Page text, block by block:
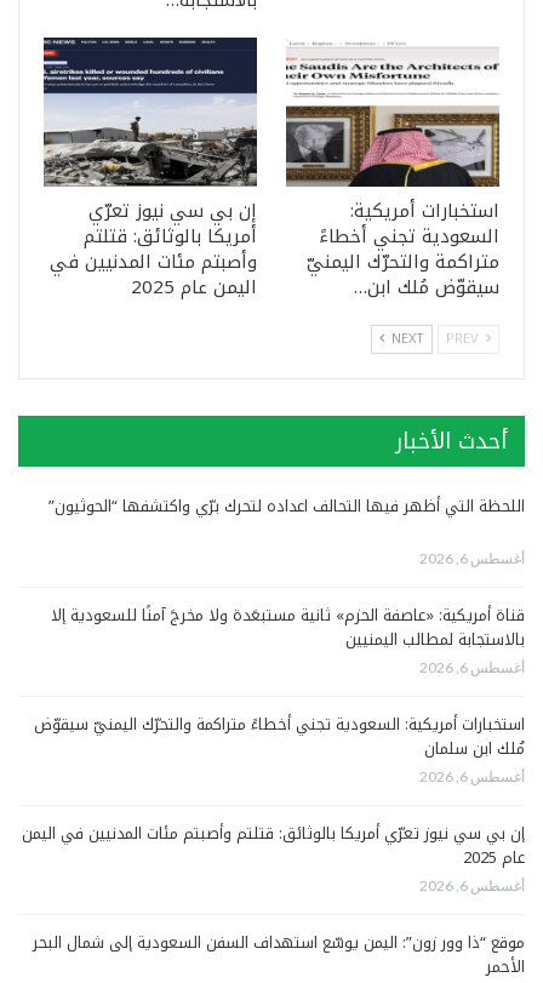
استخبارات أمريكية:
السعودية تجني أخطاءً
متراكمة والتحرّك اليمنيّ
سيقوّض مُلك ابن…
إن بي سي نيوز تعرّي
أمريكا بالوثائق: قتلتم
وأصبتم مئات المدنيين في
اليمن عام 2025
NEXT
أحدث الأخبار
اللحظة التي أظهر فيها التحالف اعداده لتحرك برّي واكتشفها “الحوثيون”
أغسطس 6, 2026
قناة أمريكية: «عاصفة الحزم» ثانية مستبعَدة ولا مخرجَ آمنًا للسعودية إلا
بالاستجابة لمطالب اليمنيين
أغسطس 6, 2026
استخبارات أمريكية: السعودية تجني أخطاءً متراكمة والتحرّك اليمنيّ سيقوّض
مُلك ابن سلمان
أغسطس 6, 2026
إن بي سي نيوز تعرّي أمريكا بالوثائق: قتلتم وأصبتم مئات المدنيين في اليمن
عام 2025
أغسطس 6, 2026
موقع “ذا وور زون”: اليمن يوسّع استهداف السفن السعودية إلى شمال البحر
الأحمر